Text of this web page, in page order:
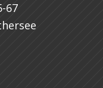
67